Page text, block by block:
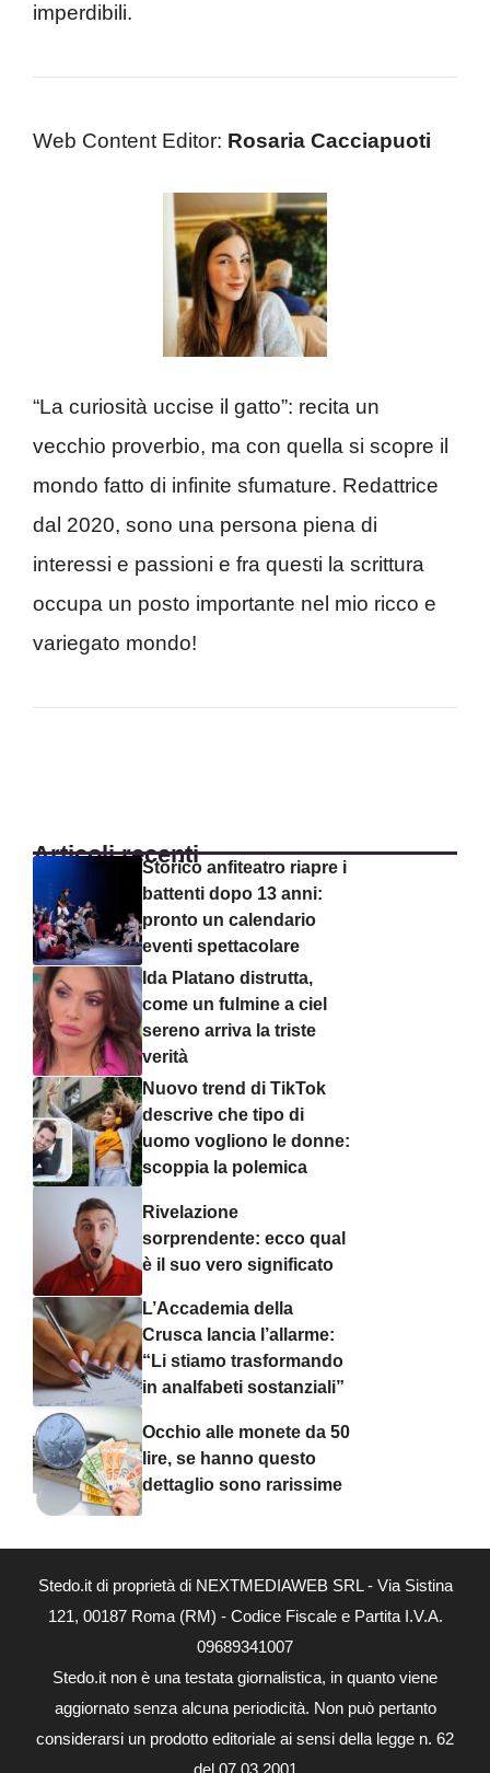
imperdibili.
Web Content Editor: Rosaria Cacciapuoti
“La curiosità uccise il gatto”: recita un
vecchio proverbio, ma con quella si scopre il
mondo fatto di infinite sfumature. Redattrice
dal 2020, sono una persona piena di
interessi e passioni e fra questi la scrittura
occupa un posto importante nel mio ricco e
variegato mondo!
Articoli recentiStorico anfiteatro riapre i
battenti dopo 13 anni:
pronto un calendario
eventi spettacolare
Ida Platano distrutta,
come un fulmine a ciel
sereno arriva la triste
verità
Nuovo trend di TikTok
descrive che tipo di
uomo vogliono le donne:
scoppia la polemica
Rivelazione
sorprendente: ecco qual
è il suo vero significato
L’Accademia della
Crusca lancia l’allarme:
“Li stiamo trasformando
in analfabeti sostanziali”
Occhio alle monete da 50
lire, se hanno questo
dettaglio sono rarissime
Stedo.it di proprietà di NEXTMEDIAWEB SRL - Via Sistina
121, 00187 Roma (RM) - Codice Fiscale e Partita I.V.A.
09689341007
Stedo.it non è una testata giornalistica, in quanto viene
aggiornato senza alcuna periodicità. Non può pertanto
considerarsi un prodotto editoriale ai sensi della legge n. 62
del 07.03.2001